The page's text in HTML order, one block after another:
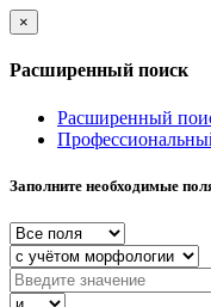
×
Расширенный поиск
Расширенный
Заполните необходимые